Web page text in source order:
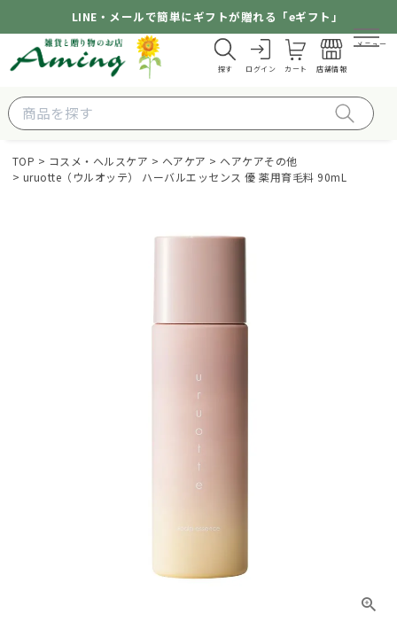
LINE・メールで簡単にギフトが贈れる「eギフト」
探す ログイン カート 店舗情報
メニュー
TOP コスメ・ヘルスケア ヘアケア
ヘアケアその他
uruotte（ウルオッテ） ハーバルエッセンス 優 薬用育毛料 90mL